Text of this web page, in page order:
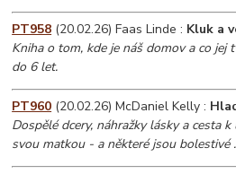
PT958 (20.02.26) Faas Linde : Kluk a
Kniha o tom, kde je náš domov a co jej
do 6 let.
PT960 (20.02.26) McDaniel Kelly :
Dospělé dcery, náhražky lásky a cesta
svou matkou - a některé jsou bolestivé